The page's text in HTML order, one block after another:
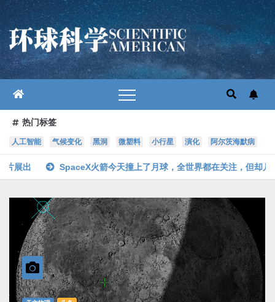
跳
至
内
容
热门标签
人工智能 气候变化 黑洞 微塑料 小行星 演化 阿尔茨海默病
火箭今天撞上了月球，全世界都在关注，但却几乎没人看到